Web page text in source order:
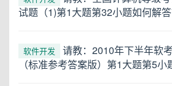
试题（1)第1大题第32小题如何解答
软件开发
请教：2010年下半年软
（标准参考答案版）第1大题第5小